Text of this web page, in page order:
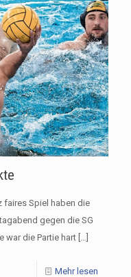
faires Spiel haben die
gegen die SG
war die Partie hart
Mehr lesen